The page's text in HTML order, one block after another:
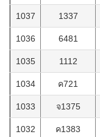
1037 1337
1036 6481
1035 1112
1034 ค721
1033 จ1375
1032 ค1383